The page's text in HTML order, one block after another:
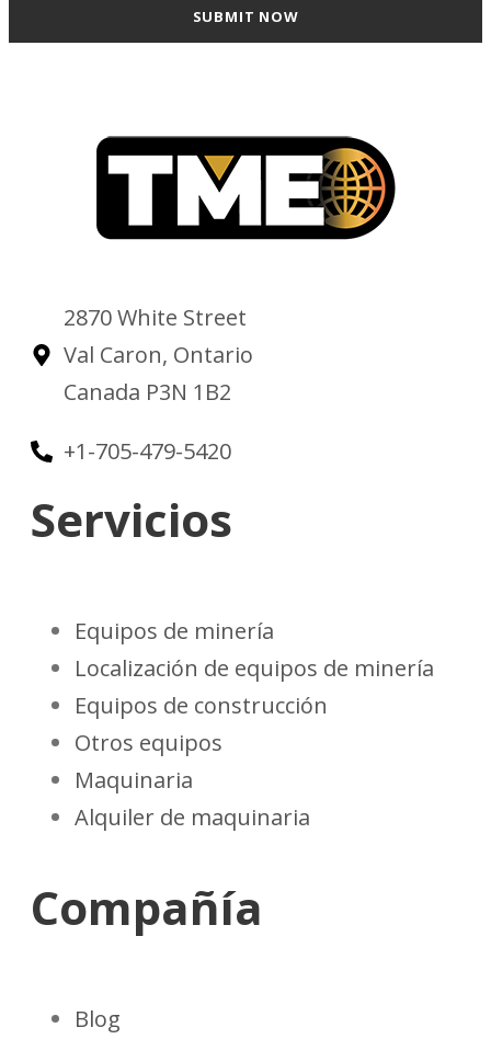
2870 White Street
Val Caron, Ontario
Canada P3N 1B2
+1-705-479-5420
Servicios
Equipos de minería
Localización de equipos de minería
Equipos de construcción
Otros equipos
Maquinaria
Alquiler de maquinaria
Compañía
Blog